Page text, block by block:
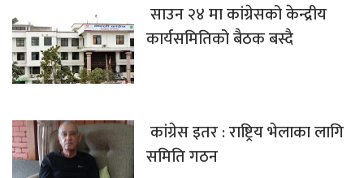
साउन २४ मा कांग्रेसको केन्द्रीय
कार्यसमितिको बैठक बस्दै
कांग्रेस इतर : राष्ट्रिय भेलाका लागि
समिति गठन